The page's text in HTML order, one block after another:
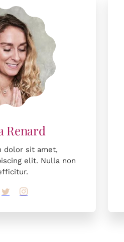
dolor sit amet,
elit. Nulla non